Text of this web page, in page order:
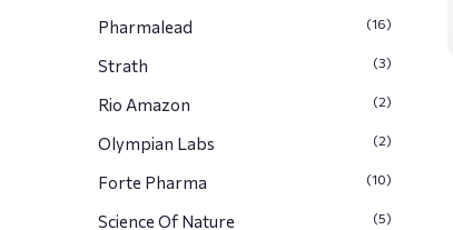
Pharmalead (16)
Strath (3)
Rio Amazon (2)
Olympian Labs (2)
Forte Pharma (10)
Science Of Nature (5)